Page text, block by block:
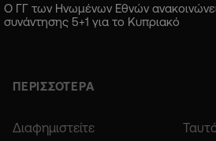
Ο ΓΓ των Ηνωμένων Εθνών
συνάντησης 5+1 για το Κυπριακό
ΠΕΡΙΣΣΟΤΕΡΑ
Διαφημιστείτε